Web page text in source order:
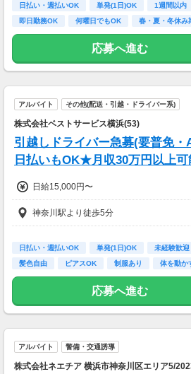
日払い・週払いOK 単発(1日)OK 1週間以内
即日勤務OK
何曜日でもOK 春・夏・冬休み
応募へ進む
アルバイト その他(配送・引越・ドライバー系)
株式会社ベストサービス横浜(53)
引越しドライバー急募(要普免・
日払いもOK★月収30万円以上可
日給15,000円〜
神奈川駅より徒歩5分
日払い・週払いOK 単発(1日)OK 未経験歓迎
髪色自由
ピアスOK 制服あり 体を動か
応募へ進む
アルバイト 警備・交通誘導
株式会社ネエチア 横浜市神奈川区エリア5/